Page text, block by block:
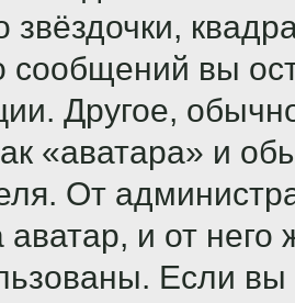
звёздочки,
сообщений вы
Другое,
«аватара» и
От
и от него
Если